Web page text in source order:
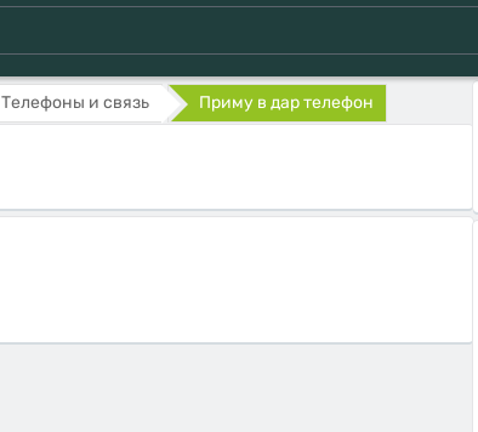
Телефоны и связь Приму в дар телефон